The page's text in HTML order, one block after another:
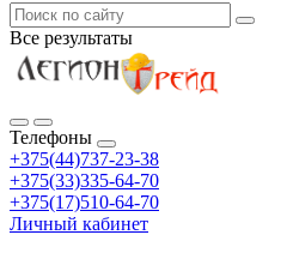
Все результаты
Телефоны
+375(44)737-23-38
+375(33)335-64-70
+375(17)510-64-70
Личный кабинет